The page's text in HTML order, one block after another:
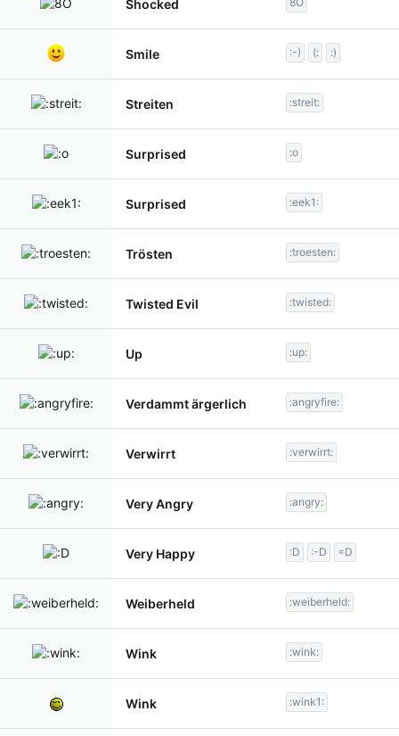
Shocked
Smile :-) (: :)
Streiten :streit:
Surprised :o
Surprised :eek1:
Trösten :troesten:
Twisted Evil :twisted:
Up :up:
Verdammt ärgerlich :angryfire:
Verwirrt :verwirrt:
Very Angry :angry:
Very Happy :D :-D =D
Weiberheld :weiberheld:
Wink :wink:
Wink :wink1: